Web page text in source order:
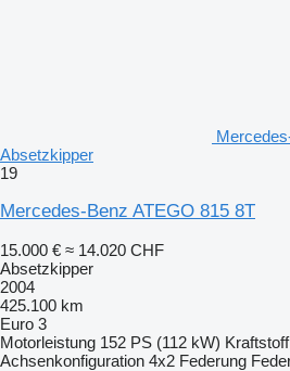
Absetzkipper
19
Mercedes-Benz ATEGO 815 8T
15.000 € ≈ 14.020 CHF
Absetzkipper
2004
425.100 km
Euro 3
Motorleistung 152 PS (112 kW) Kraftstoff
Achsenkonfiguration 4x2 Federung